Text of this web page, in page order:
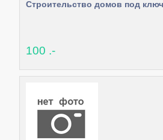
Строительство домов под ключ
100 .-